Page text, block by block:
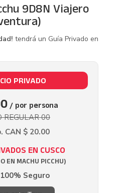
9D8N Viajero
tendrá un Guía Privado en
PRIVADO
/ por persona
REGULAR 00
CAN $ 20.00
EN CUSCO
EN MACHU PICCHU)
Seguro